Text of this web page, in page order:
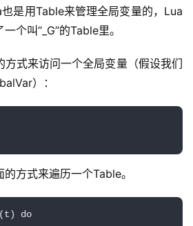
是用Table来管理全局变量的，Lua
个叫“_G”的Table里。
方式来访问一个全局变量（假设我们
）：
方式来遍历一个Table。
do